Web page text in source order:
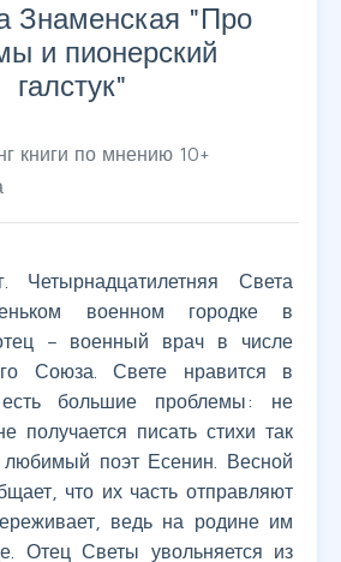
Знаменская "Про
и пионерский
галстук"
книги по мнению 10+
Четырнадцатилетняя Света
военном городке в
– военный врач в числе
Союза. Свете нравится в
большие проблемы: не
получается писать стихи так
поэт Есенин. Весной
что их часть отправляют
ведь на родине им
Отец Светы увольняется из